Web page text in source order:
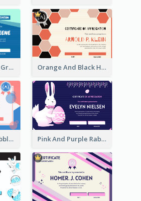
Vibrant Blue And Green Badge Certificate Orange And Black Hexagon Pattern Certificate
Pink And Blue Bubbles Shapes Certificate Pink And Purple Rabbit Cartoon Easter Certificate